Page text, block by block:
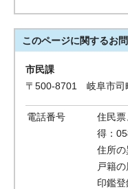
このページに関するお
市民課
〒500-8701 岐阜市
電話番号
住民
得：
住所
戸籍
印鑑